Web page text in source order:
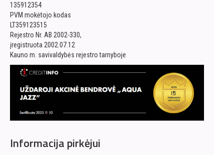
135912354
PVM mokėtojo kodas
LT359123515
Rejestro Nr. AB 2002-330,
įregistruota 2002.07.12
Kauno m. savivaldybės rejestro tarnyboje
Informacija pirkėjui